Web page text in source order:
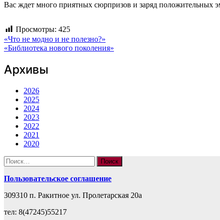
Вас ждет много приятных сюрпризов и заряд положительных
Просмотры: 425
Навигация
по
записям
«Что не модно и не полезно?»
«Библиотека нового поколения»
Архивы
2026
2025
2024
2023
2022
2021
2020
Найти:
Пользовательское соглашение
309310 п. Ракитное ул. Пролетарская 20а
тел: 8(47245)55217